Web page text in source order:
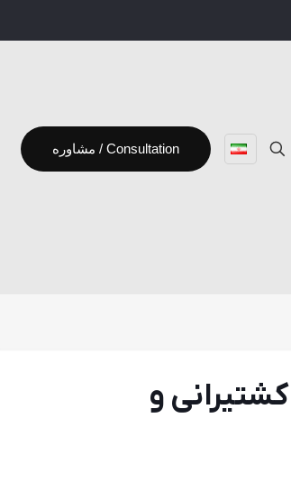
مشاوره / Consultation
و